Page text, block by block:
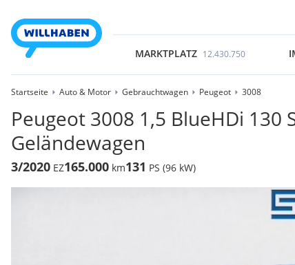
MARKTPLATZ 12.430.750
Startseite Auto & Motor Gebrauchtwagen Peugeot 3008
Peugeot 3008 1,5 BlueHDi 130
Geländewagen
3/2020 EZ165.000 km131 PS (96 kW)